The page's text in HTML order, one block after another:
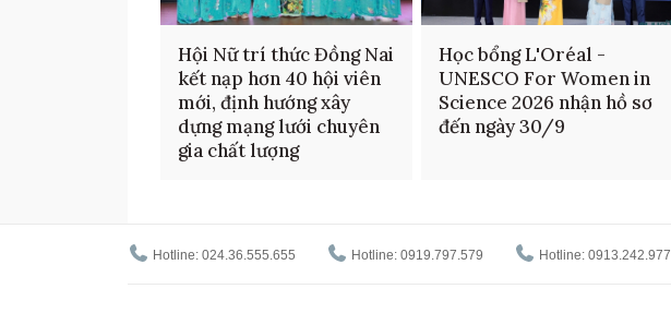
Hội Nữ trí thức Đồng Nai
kết nạp hơn 40 hội viên
mới, định hướng xây
dựng mạng lưới chuyên
gia chất lượng
Học bổng L'Oréal -
UNESCO For Women in
Science 2026 nhận hồ sơ
đến ngày 30/9
Hotline: 024.36.555.655 Hotline: 0919.797.579 Hotline: 0913.242.977